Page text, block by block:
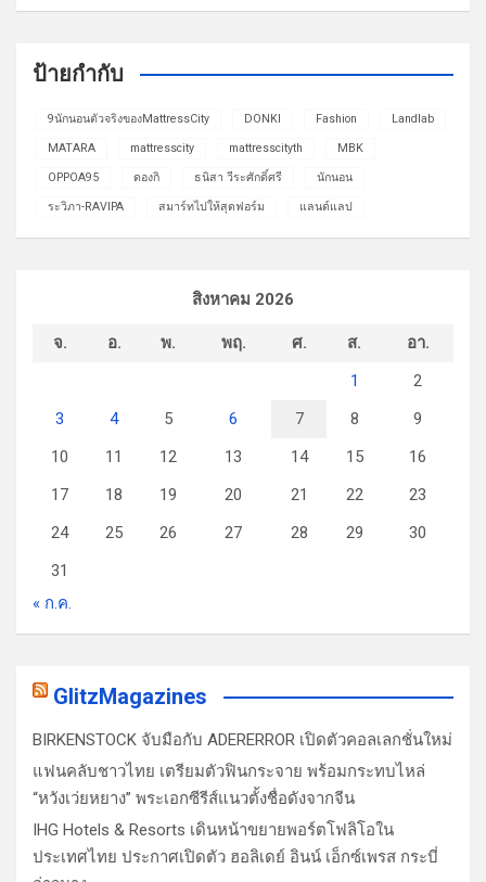
ป้ายกำกับ
9นักนอนตัวจริงของMattressCity DONKI Fashion Landlab
MATARA mattresscity mattresscityth MBK
OPPOA95 ดองกิ ธนิสา วีระศักดิ์ศรี นักนอน
ระวิภา-RAVIPA สมาร์ทไปให้สุดฟอร์ม แลนด์แลป
สิงหาคม 2026
จ. อ. พ. พฤ. ศ. ส.
อา.
1
2
3
4 5 6 7 8
9
10
11 12 13 14 15
16
17
18 19 20 21 22
23
24
25 26 27 28 29
30
31
« ก.ค.
GlitzMagazines
BIRKENSTOCK จับมือกับ ADERERROR เปิดตัวคอลเลกชั่นใหม่
แฟนคลับชาวไทย เตรียมตัวฟินกระจาย พร้อมกระทบไหล่
“หวังเว่ยหยาง” พระเอกซีรีส์แนวตั้งชื่อดังจากจีน
IHG Hotels & Resorts เดินหน้าขยายพอร์ตโฟลิโอใน
ประเทศไทย ประกาศเปิดตัว ฮอลิเดย์ อินน์ เอ็กซ์เพรส กระบี่